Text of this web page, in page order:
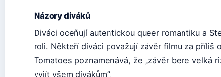
Názory diváků
Diváci oceňují autentickou queer romantiku a
roli. Někteří diváci považují závěr filmu za příliš
Tomatoes poznamenává, že „závěr bere velká
vyjít všem divákům”.